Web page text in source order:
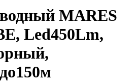
MARES
Led450Lm,